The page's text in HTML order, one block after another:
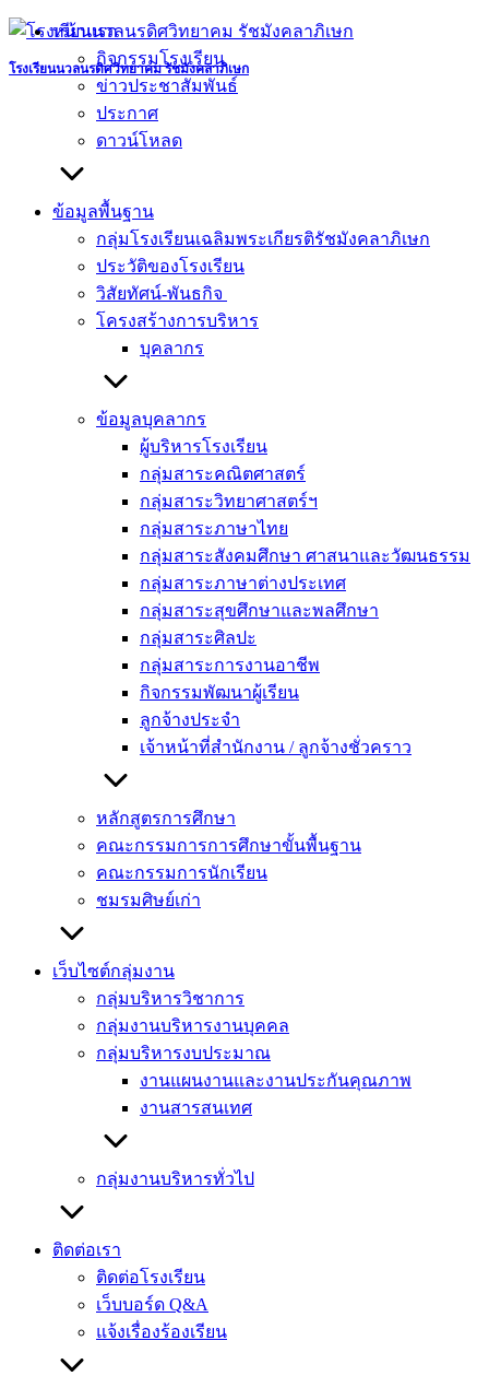
Skip
content
โรงเรียนนวลนรดิศวิทยาคม รัชมังคลาภิเษก
หน้าแรก
กิจกรรมโรงเรียน
ข่าวประชาสัมพันธ์
ประกาศ
ดาวน์โหลด
ข้อมูลพื้นฐาน
กลุ่มโรงเรียนเฉลิมพระเกียรติรัชมังคลาภิเษก
ประวัติของโรงเรียน
วิสัยทัศน์-พันธกิจ
โครงสร้างการบริหาร
บุคลากร
ข้อมูลบุคลากร
ผู้บริหารโรงเรียน
กลุ่มสาระคณิตศาสตร์
กลุ่มสาระวิทยาศาสตร์ฯ
กลุ่มสาระภาษาไทย
กลุ่มสาระสังคมศึกษา ศาสนาและวัฒนธรรม
กลุ่มสาระภาษาต่างประเทศ
กลุ่มสาระสุขศึกษาและพลศึกษา
กลุ่มสาระศิลปะ
กลุ่มสาระการงานอาชีพ
กิจกรรมพัฒนาผู้เรียน
ลูกจ้างประจำ
เจ้าหน้าที่สำนักงาน / ลูกจ้างชั่วคราว
หลักสูตรการศึกษา
คณะกรรมการการศึกษาขั้นพื้นฐาน
คณะกรรมการนักเรียน
ชมรมศิษย์เก่า
เว็บไซต์กลุ่มงาน
กลุ่มบริหารวิชาการ
กลุ่มงานบริหารงานบุคคล
กลุ่มบริหารงบประมาณ
งานแผนงานและงานประกันคุณภาพ
งานสารสนเทศ
กลุ่มงานบริหารทั่วไป
ติดต่อเรา
ติดต่อโรงเรียน
เว็บบอร์ด Q&A
แจ้งเรื่องร้องเรียน